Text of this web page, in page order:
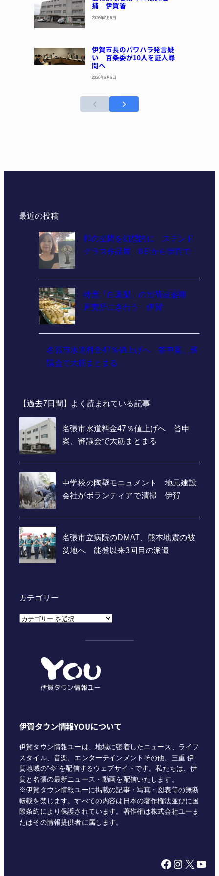
捕 伊賀署
2026年8月6日
伊賀市長のパワハラ発言疑
い 百条委が10人を証人尋
問へ
2026年8月6日
最近の投稿
和の空間を幻想的に ステンド
グラス作品展 8日から伊賀で
特産「白鳳梨」の出荷最盛期
直売所にぎわう 伊賀
名張市水道料金47％値上げへ 答申案、審
議会で大筋まとまる
【過去7日間】よく読まれている記事
カテゴリー
カ
伊賀タウン情報YOUについて
伊賀タウン情報ユーは、地域に密着したニュース、ライフ
スタイル、音楽、エンターテインメントその他、三重 伊
賀地域の"今"を配信するウェブサイトです。私たちは、伊
賀と名張の最新ニュース・動画を配信いたします。
※伊賀タウン情報ユーに掲載の記事・写真・図表等の無断
転載を禁じます。すべての内容は日本の著作権法並びに国
際条約により保護されています。著作権は株式会社ユーま
たはその情報提供者に属します。
Facebook Instagram X YouTube